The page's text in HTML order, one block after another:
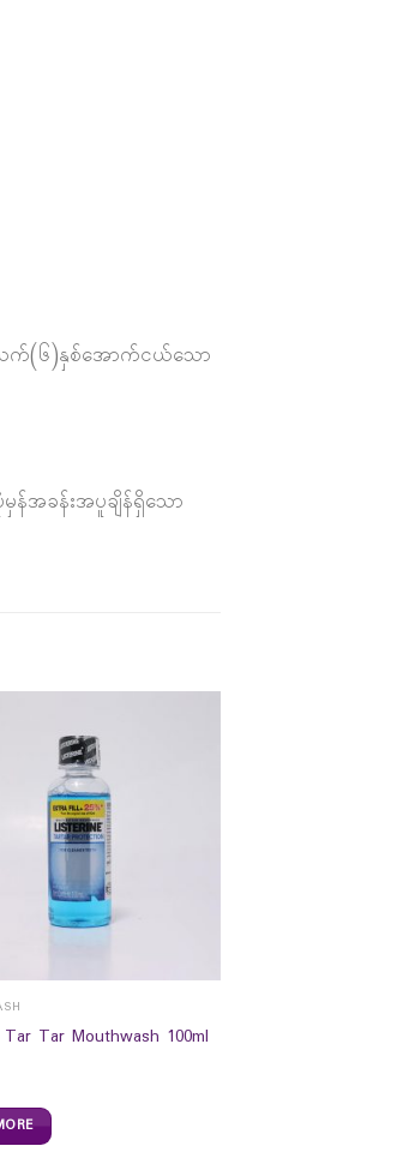
က်(၆)နှစ်အောက်ငယ်သော
မှန်အခန်းအပူချိန်ရှိသော
Tar Mouthwash 100ml